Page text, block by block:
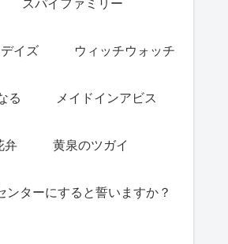
イズ ウィッチウォッチ
る メイドインアビス
弁 黄泉のツガイ
ンターにすると誓いますか？